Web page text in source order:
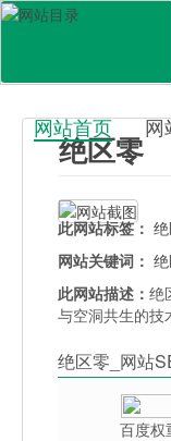
百科目录
网站首页 网
绝区零
此网站标签：
网站关键词：
此网站描述：绝
与空洞共生的技
绝区零_网站
百度权